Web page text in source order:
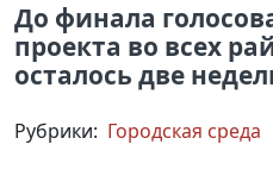
До финала
проекта во всех
осталось две
Рубрики: Городская среда